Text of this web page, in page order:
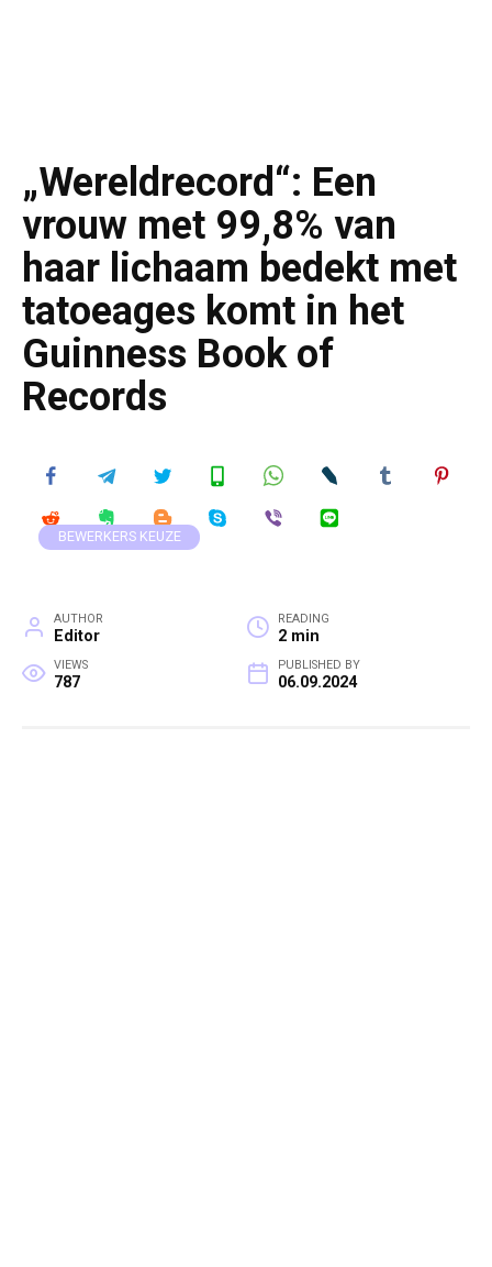
„Wereldrecord“: Een
vrouw met 99,8% van
haar lichaam bedekt met
tatoeages komt in het
Guinness Book of
Records
BEWERKERS KEUZE
AUTHOR
Editor
READING
2 min
VIEWS
787
PUBLISHED BY
06.09.2024